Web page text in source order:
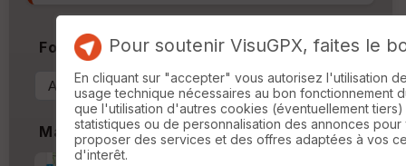
Format & Orientation
Marges
Pour soutenir VisuGPX, faites le
En cliquant sur "accepter" vous autorisez l'utilisation
usage technique nécessaires au bon fonctionnement
que l'utilisation d'autres cookies (éventuellement
statistiques ou de personnalisation des annonces pour
proposer des services et des offres adaptées à vos
d'interêt.